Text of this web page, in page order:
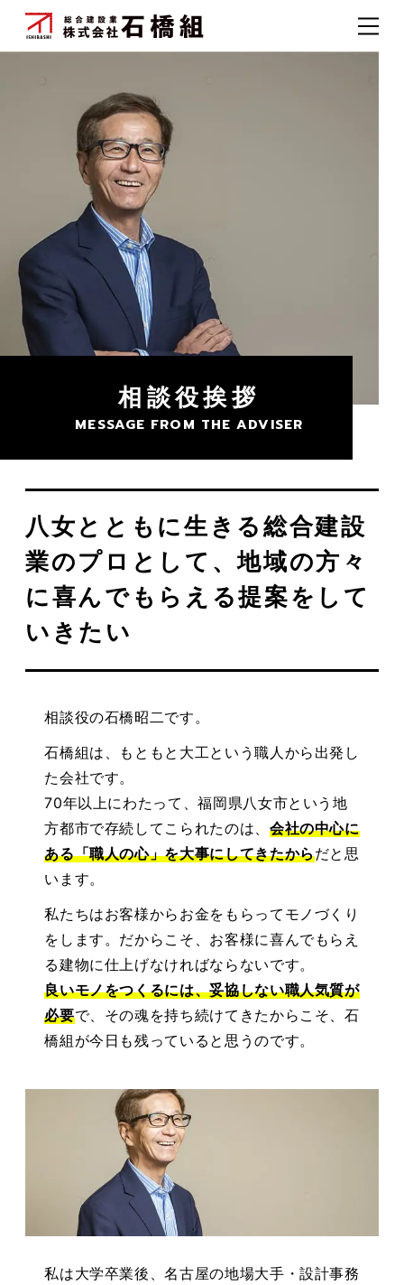
相談役挨拶
MESSAGE FROM THE ADVISER
八女とともに生きる総合建設
業のプロとして、地域の方々
に喜んでもらえる提案をして
いきたい
相談役の石橋昭二です。
石橋組は、もともと大工という職人から出発し
た会社です。
70年以上にわたって、福岡県八女市という地
方都市で存続してこられたのは、 会社の中心に
ある「職人の心」を大事にしてきたからだと思
います。
私たちはお客様からお金をもらってモノづくり
をします。だからこそ、お客様に喜んでもらえ
る建物に仕上げなければならないです。
良いモノをつくるには、妥協しない職人気質が
必要で、その魂を持ち続けてきたからこそ、石
橋組が今日も残っていると思うのです。
私は大学卒業後、名古屋の地場大手・設計事務